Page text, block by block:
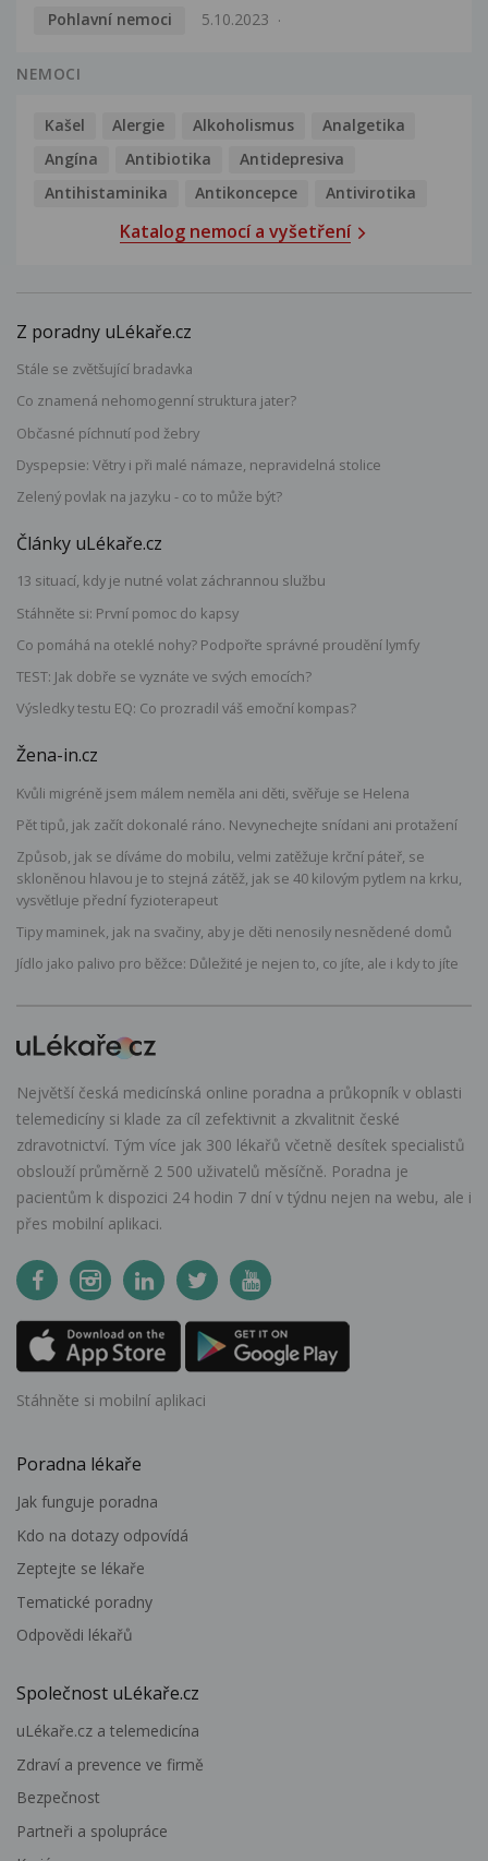
Pohlavní nemoci
5.10.2023
NEMOCI
Kašel Alergie Alkoholismus
Analgetika
Angína
Antibiotika
Antidepresiva
Antihistaminika
Antikoncepce Antivirotika
Katalog nemocí a vyšetření
Z poradny uLékaře.cz
Stále se zvětšující bradavka
Co znamená nehomogenní struktura jater?
Občasné píchnutí pod žebry
Dyspepsie: Větry i při malé námaze, nepravidelná stolice
Zelený povlak na jazyku - co to může být?
Články uLékaře.cz
13 situací, kdy je nutné volat záchrannou službu
Stáhněte si: První pomoc do kapsy
Co pomáhá na oteklé nohy? Podpořte správné proudění lymfy
TEST: Jak dobře se vyznáte ve svých emocích?
Výsledky testu EQ: Co prozradil váš emoční kompas?
Žena-in.cz
Kvůli migréně jsem málem neměla ani děti, svěřuje se Helena
Pět tipů, jak začít dokonalé ráno. Nevynechejte snídani ani protažení
Způsob, jak se díváme do mobilu, velmi zatěžuje krční páteř, se
skloněnou hlavou je to stejná zátěž, jak se 40 kilovým pytlem na krku,
vysvětluje přední fyzioterapeut
Tipy maminek, jak na svačiny, aby je děti nenosily nesnědené domů
Jídlo jako palivo pro běžce: Důležité je nejen to, co jíte, ale i kdy to jíte
Největší česká medicínská online poradna a průkopník v oblasti
telemedicíny si klade za cíl zefektivnit a zkvalitnit české
zdravotnictví. Tým více jak 300 lékařů včetně desítek specialistů
obslouží průměrně 2 500 uživatelů měsíčně. Poradna je
pacientům k dispozici 24 hodin 7 dní v týdnu nejen na webu, ale i
přes mobilní aplikaci.
Stáhněte si mobilní aplikaci
Poradna lékaře
Jak funguje poradna
Kdo na dotazy odpovídá
Zeptejte se lékaře
Tematické poradny
Odpovědi lékařů
Společnost uLékaře.cz
uLékaře.cz a telemedicína
Zdraví a prevence ve firmě
Bezpečnost
Partneři a spolupráce